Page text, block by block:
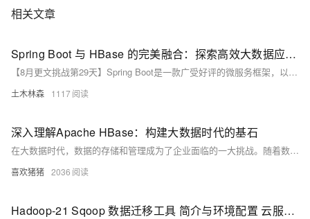
相关文章
Spring Boot 与 HBase 的完美融合：探索高效大数据应用开发的新途径
【8月更文挑战第29天】Spring Boot是一款广受好评的微服务框架，以其便捷的开发体验著称。HBase则是一个高性能的大数据分布式数据库系统。结合两者，可极大简化HBase应用开发。本文将对比传统方式与Spring Boot集成HBase的区别，展示如何在Spring Boot中优雅实现HBase功能，并提供示例代码。从依赖管理、连接配置、表操作到数据访问，Spring Boot均能显著减少工作量，提升代码可读性和可维护性，使开发者更专注业务逻辑。
土木林森 1117
深入理解Apache HBase：构建大数据时代的基石
在大数据时代，数据的存储和管理成为了企业面临的一大挑战。随着数据量的急剧增长和数据结构的多样化，传统的关系型数据库（如RDBMS）逐渐显现出局限性。
喜欢猪猪 2036
Hadoop-21 Sqoop 数据迁移工具 简介与环境配置 云服务器 ETL工具 MySQL与Hive数据互相迁移 导入导出